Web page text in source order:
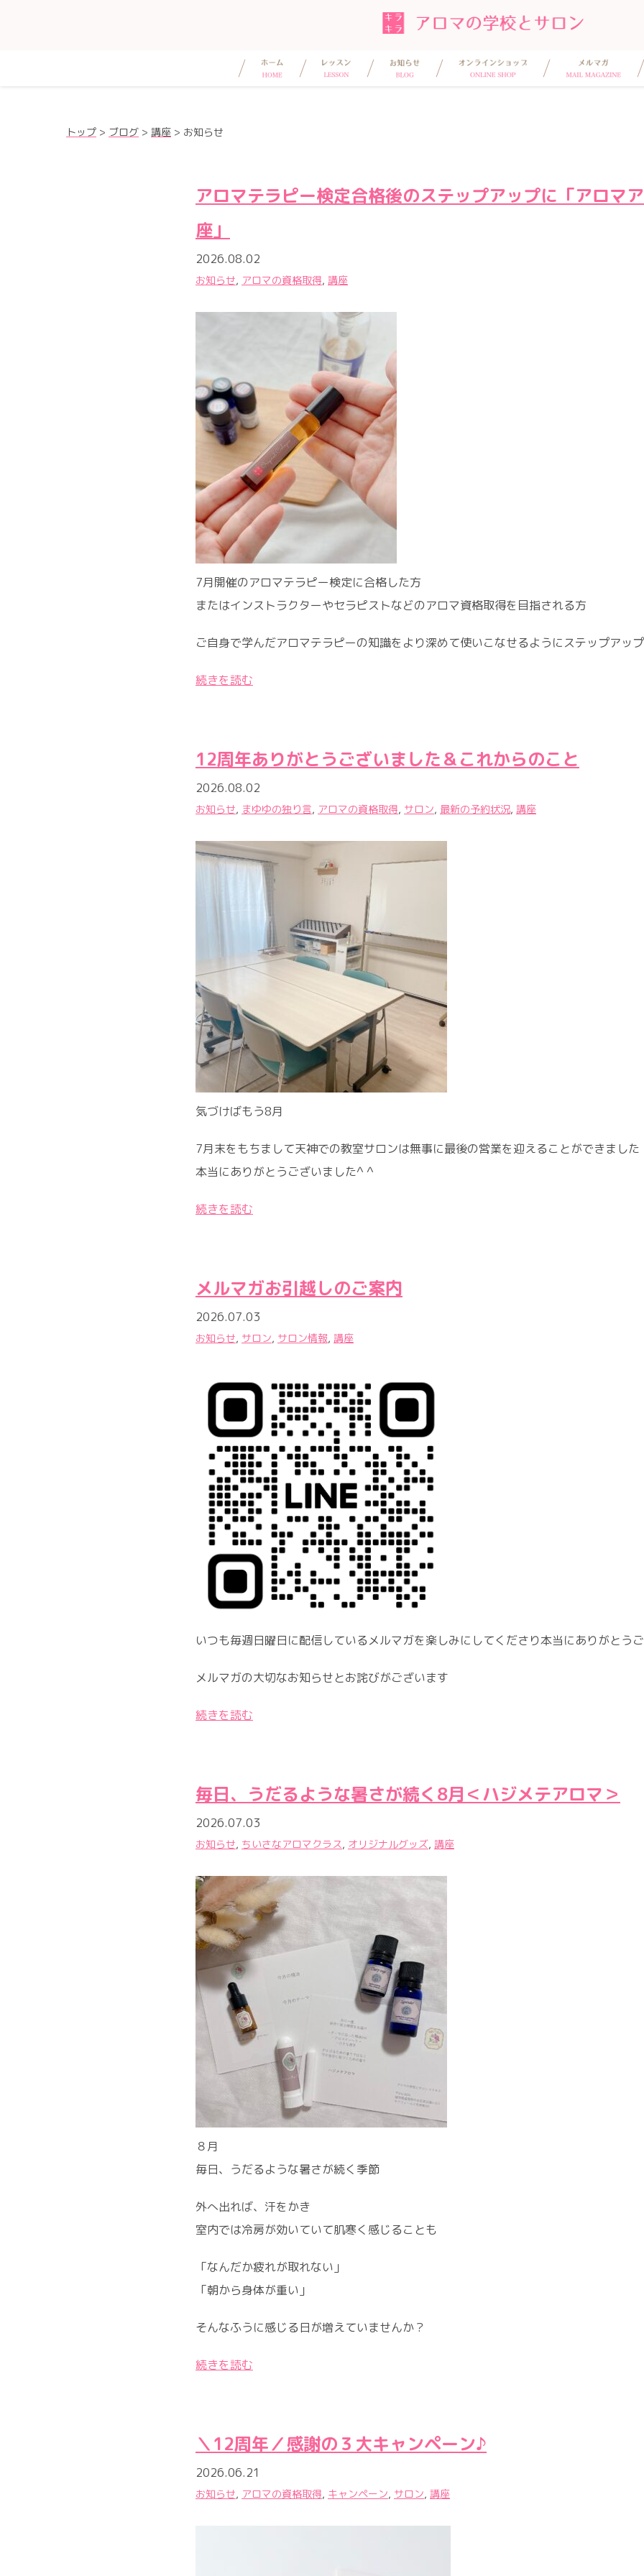
トップ > ブログ > 講座 > お知らせ
アロマテラピー検定合格後のステップアップに「アロマ
座」
2026.08.02
お知らせ, アロマの資格取得, 講座
7月開催のアロマテラピー検定に合格した方
またはインストラクターやセラピストなどのアロマ資格取得を目指される方
ご自身で学んだアロマテラピーの知識をより深めて使いこなせるようにステップアッ
続きを読む
12周年ありがとうございました＆これからのこと
2026.08.02
お知らせ, まゆゆの独り言, アロマの資格取得, サロン, 最新の予約状況, 講座
気づけばもう8月
7月末をもちまして天神での教室サロンは無事に最後の営業を迎えることができました
本当にありがとうございました^ ^
続きを読む
メルマガお引越しのご案内
2026.07.03
お知らせ, サロン, サロン情報, 講座
いつも毎週日曜日に配信しているメルマガを楽しみにしてくださり本当にありがとう
メルマガの大切なお知らせとお詫びがございます
続きを読む
毎日、うだるような暑さが続く8月＜ハジメテアロマ＞
2026.07.03
お知らせ, ちいさなアロマクラス, オリジナルグッズ, 講座
８月
毎日、うだるような暑さが続く季節
外へ出れば、汗をかき
室内では冷房が効いていて肌寒く感じることも
「なんだか疲れが取れない」
「朝から身体が重い」
そんなふうに感じる日が増えていませんか？
続きを読む
＼12周年／感謝の３大キャンペーン♪
2026.06.21
お知らせ, アロマの資格取得, キャンペーン, サロン, 講座